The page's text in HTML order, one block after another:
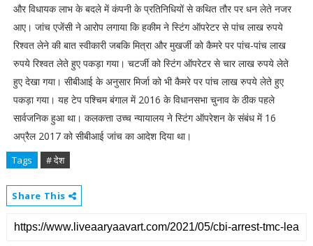
और विधायक लाभ के बदले में कंपनी के प्रतिनिधियों से कथित तौर पर धन लेते नजर
आए। जांच एजेंसी ने आरोप लगाया कि हकीम ने स्टिंग ऑपरेटर से पांच लाख रुपये
रिश्वत लेने की बात स्वीकारी जबकि मित्रा और मुखर्जी को कैमरे पर पांच-पांच लाख
रुपये रिश्वत लेते हुए पकड़ा गया। चटर्जी को स्टिंग ऑपरेटर से चार लाख रुपये लेते
हुए देखा गया। सीबीआई के अनुसार मिर्जा को भी कैमरे पर पांच लाख रुपये लेते हुए
पकड़ा गया। यह टेप पश्चिम बंगाल में 2016 के विधानसभा चुनाव के ठीक पहले
सार्वजनिक हुआ था। कलकत्ता उच्च न्यायालय ने स्टिंग ऑपरेशन के संबंध में 16
अप्रैल 2017 को सीबीआई जांच का आदेश दिया था।
Tags # देश
Share This